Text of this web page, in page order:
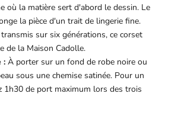
où la matière sert d'abord le dessin. Le
la pièce d'un trait de lingerie fine.
sur six générations, ce corset
de la Maison Cadolle.
: À porter sur un fond de robe noire ou
sous une chemise satinée. Pour un
1h30 de port maximum lors des trois